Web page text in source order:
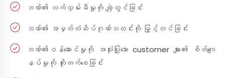
ဘဏ်၏ လက်လှမ်းမီမှုကို ချဲ့ထွင်ခြင်း
ဘဏ်၏ အမှတ်တံဆိပ်ဂုဏ်သတင်းကို မြှင့်တင်ခြင်း
ဘဏ်၏ဝန်ဆောင်မှုကို အသုံးပြုသော customer များ၏ စိတ်ကျေ
နပ်မှုကို တိုးတက်စေခြင်း